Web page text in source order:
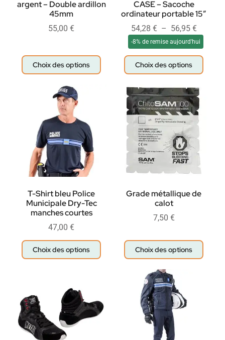
argent – Double ardillon
45mm
55,00 €
Choix des options
CASE – Sacoche
ordinateur portable 15″
54,28 € – 56,95 €
-8% de remise aujourd'hui
Choix des options
T-Shirt bleu Police
Municipale Dry-Tec
manches courtes
47,00 €
Choix des options
Grade métallique de
calot
7,50 €
Choix des options